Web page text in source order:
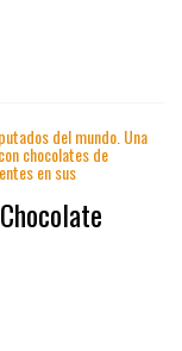
del mundo. Una
chocolates de
en sus